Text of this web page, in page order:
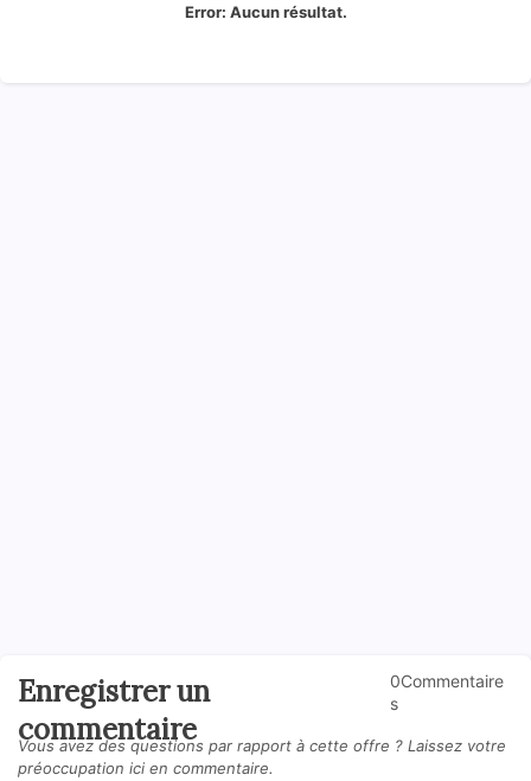
Error: Aucun résultat.
Enregistrer un
commentaire
0Commentaire
s
Vous avez des questions par rapport à cette offre ? Laissez votre
préoccupation ici en commentaire.